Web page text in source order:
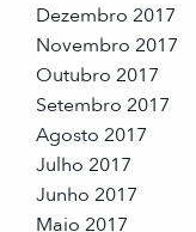
Dezembro 2017
Novembro 2017
Outubro 2017
Setembro 2017
Agosto 2017
Julho 2017
Junho 2017
Maio 2017